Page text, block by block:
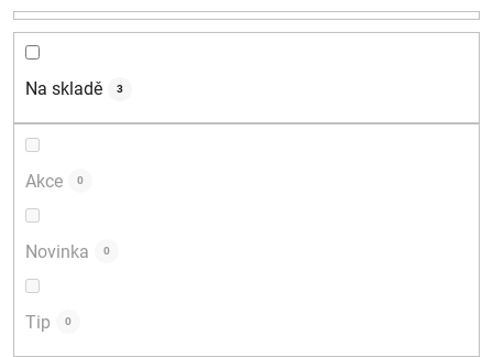
r
Na skladě 3
Akce 0
Novinka 0
Tip 0